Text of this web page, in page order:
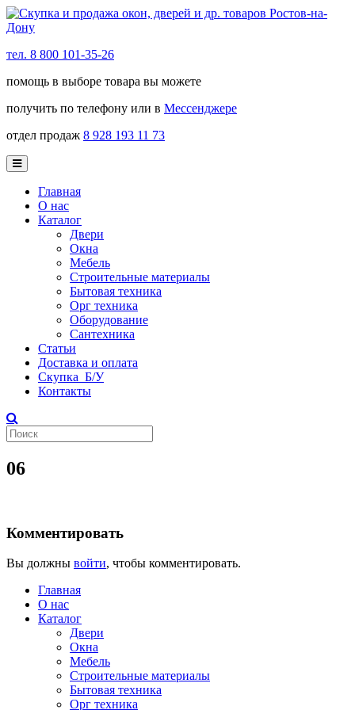
тел. 8 800 101-35-26
помощь в выборе товара вы можете
получить по телефону или в Мессенджере
отдел продаж 8 928 193 11 73
Главная
О нас
Каталог
Двери
Окна
Мебель
Строительные материалы
Бытовая техника
Орг техника
Оборудование
Сантехника
Статьи
Доставка и оплата
Скупка Б/У
Контакты
06
Комментировать
Вы должны войти, чтобы комментировать.
Главная
О нас
Каталог
Двери
Окна
Мебель
Строительные материалы
Бытовая техника
Орг техника